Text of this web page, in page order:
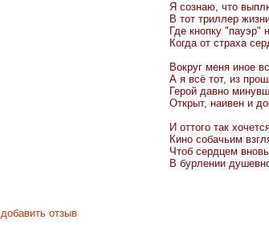
Я сознаю, что
В тот триллер
Где кнопку "пауэр"
Когда от страха
Вокруг меня иное
А я всё тот, из
Герой давно
Открыт, наивен и
И оттого так
Кино собачьим
Чтоб сердцем
В бурлении
6-
добавить отзыв